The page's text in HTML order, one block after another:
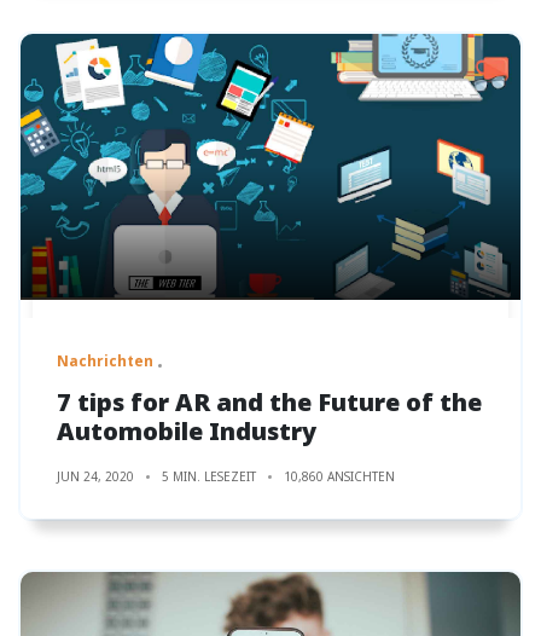
Nachrichten
7 tips for AR and the Future of the
Automobile Industry
JUN 24, 2020 5 MIN. LESEZEIT 10,860 ANSICHTEN